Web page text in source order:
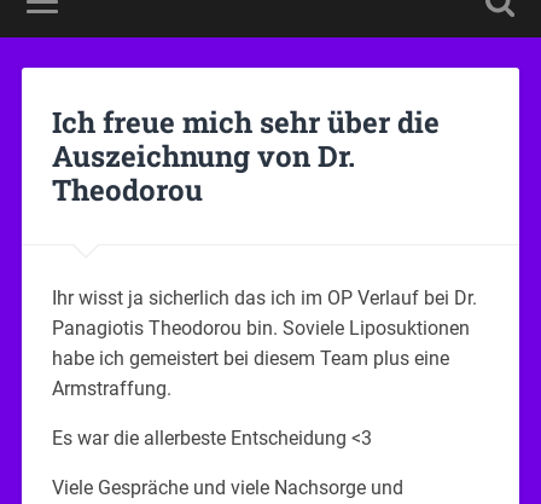
Ich freue mich sehr über die
Auszeichnung von Dr.
Theodorou
Ihr wisst ja sicherlich das ich im OP Verlauf bei Dr.
Panagiotis Theodorou bin. Soviele Liposuktionen
habe ich gemeistert bei diesem Team plus eine
Armstraffung.
Es war die allerbeste Entscheidung <3
Viele Gespräche und viele Nachsorge und